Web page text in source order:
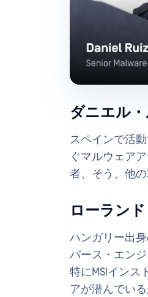
ダニエル
スペインで活
ぐマルウェア
者、そう、他
ローラン
ハンガリー出
バース・エン
特にMSIインス
アが潜んでい